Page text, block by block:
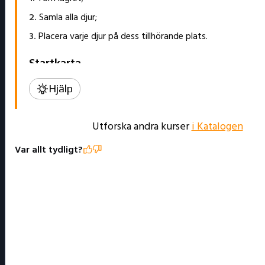
Hjälp
Utforska andra kurseri Katalogen
Var allt tydligt?